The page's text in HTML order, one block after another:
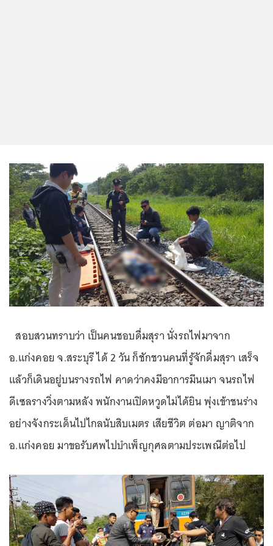
สอบสวนทราบว่า เป็นคนชอบดื่มสุรา นั่งรถไฟมาจาก
อ.แก่งคอย จ.สระบุรี ได้ 2 วัน ก็ชักชวนคนที่รู้จักดื่มสุรา เสร็จ
แล้วก็เดินอยู่บนรางรถไฟ คาดว่าคงมีอาการมึนเมา จนรถไฟ
ดีเซลรางวิ่งตามหลัง พนักงานเปิดหวูดไม่ได้ยิน พุ่งเข้าชนร่าง
อย่างจังกระเด็นไปไกลนับสิบเมตร เสียชีวิต ต่อมา ญาติจาก
อ.แก่งคอย มาขอรับศพไปบำเพ็ญกุศลตามประเพณีต่อไป